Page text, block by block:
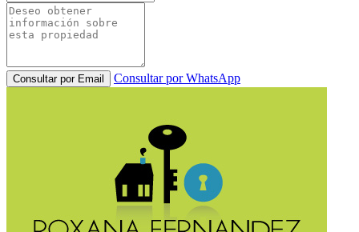
Consultar por Email Consultar por WhatsApp